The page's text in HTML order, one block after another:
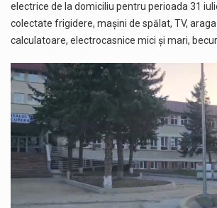
electrice de la domiciliu pentru perioada 31
colectate frigidere, mașini de spălat, TV,
calculatoare, electrocasnice mici și mari,